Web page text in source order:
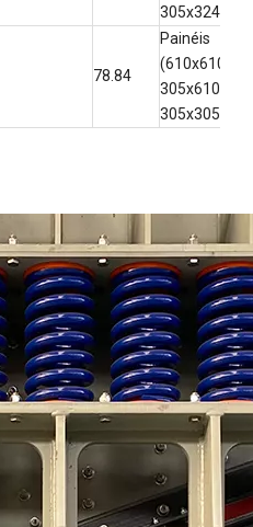
305x324)
78.84
Painéis
(610x610,
305x610,
305x305)